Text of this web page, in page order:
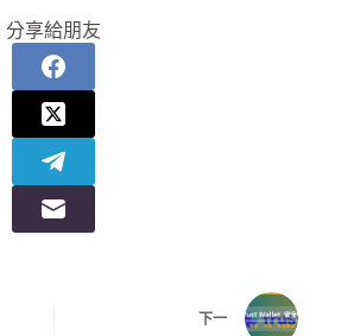
分享給朋友
下一